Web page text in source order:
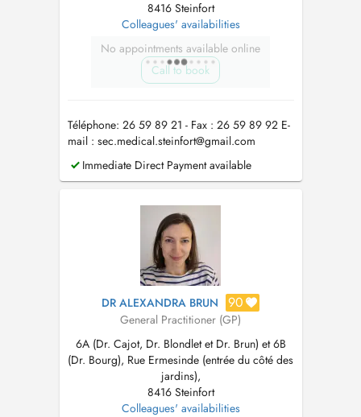
8416 Steinfort
Colleagues' availabilities
No appointments available online
Call to book
Téléphone: 26 59 89 21 - Fax : 26 59 89 92 E-
mail : sec.medical.steinfort@gmail.com
Immediate Direct Payment available
DR ALEXANDRA BRUN 90
General Practitioner (GP)
6A (Dr. Cajot, Dr. Blondlet et Dr. Brun) et 6B
(Dr. Bourg), Rue Ermesinde (entrée du côté des
jardins),
8416 Steinfort
Colleagues' availabilities